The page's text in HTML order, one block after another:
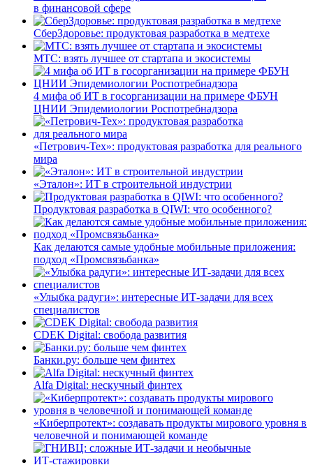
в финансовой сфере
СберЗдоровье: продуктовая разработка в медтехе
МТС: взять лучшее от стартапа и экосистемы
4 мифа об ИТ в госорганизации на примере ФБУН
ЦНИИ Эпидемиологии Роспотребнадзора
«Петрович-Тех»: продуктовая разработка для реального
мира
«Эталон»: ИТ в строительной индустрии
Продуктовая разработка в QIWI: что особенного?
Как делаются самые удобные мобильные приложения:
подход «Промсвязьбанка»
«Улыбка радуги»: интересные ИТ-задачи для всех
специалистов
CDEK Digital: свобода развития
Банки.ру: больше чем финтех
Alfa Digital: нескучный финтех
«Киберпротект»: создавать продукты мирового уровня в
человечной и понимающей команде